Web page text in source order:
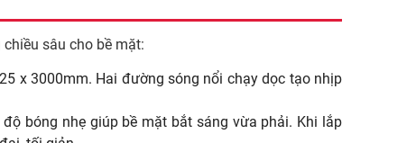
sâu cho bề mặt:
x 3000mm. Hai đường sóng nổi chạy dọc tạo nhịp
bóng nhẹ giúp bề mặt bắt sáng vừa phải. Khi lắp